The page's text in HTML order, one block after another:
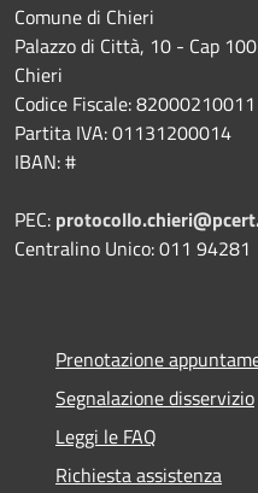
Comune di Chieri
Palazzo di Città, 10 - Cap
Chieri
Codice Fiscale: 82000210011
Partita IVA: 01131200014
IBAN: #
PEC:
Centralino Unico: 011 94281
Prenotazione
Segnalazione disservizio
Leggi le FAQ
Richiesta assistenza